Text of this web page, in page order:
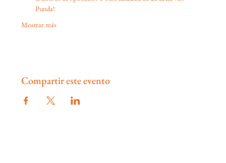
Punda!
Mostrar más
Compartir este evento